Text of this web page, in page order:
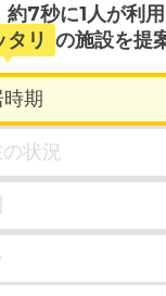
約7秒に1人が利用
タリ の施設を提